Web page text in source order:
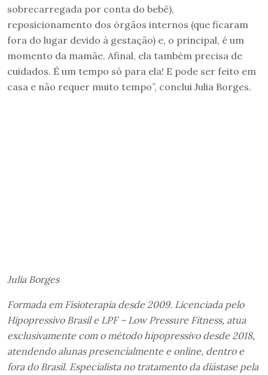
sobrecarregada por conta do bebê),
reposicionamento dos órgãos internos (que ficaram
fora do lugar devido à gestação) e, o principal, é um
momento da mamãe. Afinal, ela também precisa de
cuidados. É um tempo só para ela! E pode ser feito em
casa e não requer muito tempo”, conclui Julia Borges.
Julia Borges
Formada em Fisioterapia desde 2009. Licenciada pelo
Hipopressivo Brasil e LPF – Low Pressure Fitness, atua
exclusivamente com o método hipopressivo desde 2018,
atendendo alunas presencialmente e online, dentro e
fora do Brasil. Especialista no tratamento da diástase pela